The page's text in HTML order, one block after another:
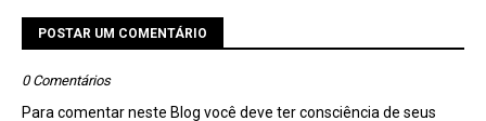
POSTAR UM COMENTÁRIO
0 Comentários
Para comentar neste Blog você deve ter consciência de seus